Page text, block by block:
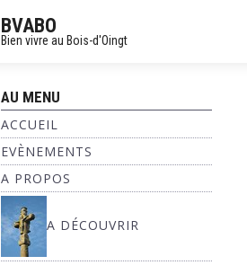
BVABO
Bien vivre au Bois-d'Oingt
AU MENU
ACCUEIL
EVÈNEMENTS
A PROPOS
A DÉCOUVRIR